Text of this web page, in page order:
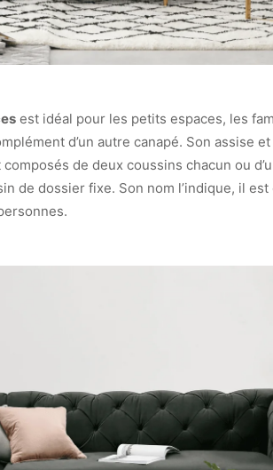
est idéal pour les petits espaces, les
d’un autre canapé. Son assise
de deux coussins chacun ou
de dossier fixe. Son nom l’indique, il est